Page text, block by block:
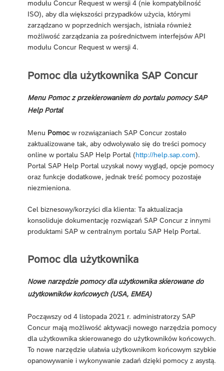
modułu Concur Request w wersji 4 (nie kompatybilność
ISO), aby dla większości przypadków użycia, którymi
zarządzano w poprzednich wersjach, istniała również
możliwość zarządzania za pośrednictwem interfejsów API
modułu Concur Request w wersji 4.
Pomoc dla użytkownika SAP Concur
Menu Pomoc z przekierowaniem do portalu pomocy SAP
Help Portal
Menu Pomoc w rozwiązaniach SAP Concur zostało
zaktualizowane tak, aby odwoływało się do treści pomocy
online w portalu SAP Help Portal (http://help.sap.com).
Portal SAP Help Portal uzyskał nowy wygląd, opcje pomocy
oraz funkcje dodatkowe, jednak treść pomocy pozostaje
niezmieniona.
Cel biznesowy/korzyści dla klienta: Ta aktualizacja
konsoliduje dokumentację rozwiązań SAP Concur z innymi
produktami SAP w centralnym portalu SAP Help Portal.
Pomoc dla użytkownika
Nowe narzędzie pomocy dla użytkownika skierowane do
użytkowników końcowych (USA, EMEA)
Począwszy od 4 listopada 2021 r. administratorzy SAP
Concur mają możliwość aktywacji nowego narzędzia pomocy
dla użytkownika skierowanego do użytkowników końcowych.
To nowe narzędzie ułatwia użytkownikom końcowym szybkie
opanowywanie i wykonywanie zadań dzięki pomocy z asystą.